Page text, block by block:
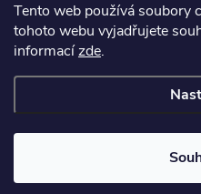
Tento web používá soubory
tohoto webu vyjadřujete
informacízde.
Dávkovací lžička na
Copyright 2026JM servis